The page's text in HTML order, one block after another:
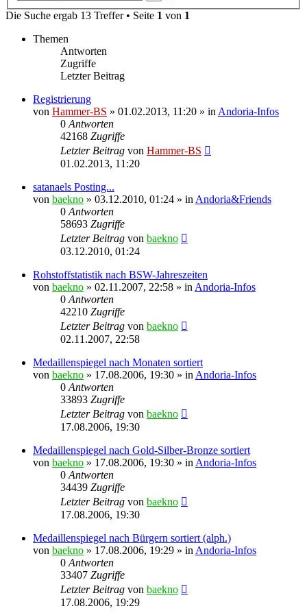
Die Suche ergab 13 Treffer • Seite 1 von 1
Themen
Antworten
Zugriffe
Letzter Beitrag
Registrierung
von Hammer-BS » 01.02.2013, 11:20 » in Andoria-Infos
0 Antworten
42168 Zugriffe
Letzter Beitrag von Hammer-BS
01.02.2013, 11:20
satanaels Posting...
von baekno » 03.12.2010, 01:24 » in Andoria&Friends
0 Antworten
58693 Zugriffe
Letzter Beitrag von baekno
03.12.2010, 01:24
Rohstoffstatistik nach BSW-Jahreszeiten
von baekno » 02.11.2007, 22:58 » in Andoria-Infos
0 Antworten
42210 Zugriffe
Letzter Beitrag von baekno
02.11.2007, 22:58
Medaillenspiegel nach Monaten sortiert
von baekno » 17.08.2006, 19:30 » in Andoria-Infos
0 Antworten
33893 Zugriffe
Letzter Beitrag von baekno
17.08.2006, 19:30
Medaillenspiegel nach Gold-Silber-Bronze sortiert
von baekno » 17.08.2006, 19:30 » in Andoria-Infos
0 Antworten
34439 Zugriffe
Letzter Beitrag von baekno
17.08.2006, 19:30
Medaillenspiegel nach Bürgern sortiert (alph.)
von baekno » 17.08.2006, 19:29 » in Andoria-Infos
0 Antworten
33407 Zugriffe
Letzter Beitrag von baekno
17.08.2006, 19:29